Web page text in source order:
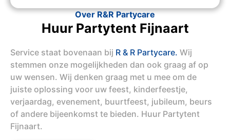
Over R&R Partycare
Huur Partytent Fijnaart
Service staat bovenaan bij R & R Partycare. Wij
stemmen onze mogelijkheden dan ook graag af op
uw wensen. Wij denken graag met u mee om de
juiste oplossing voor uw feest, kinderfeestje,
verjaardag, evenement, buurtfeest, jubileum, beurs
of andere bijeenkomst te bieden. Huur Partytent
Fijnaart.